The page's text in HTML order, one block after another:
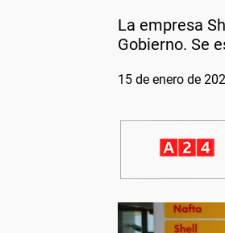
La empresa
Gobierno. Se
15 de enero de